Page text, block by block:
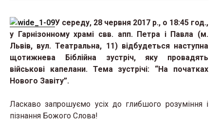
У середу, 28 червня 2017 р., о 18:45 год.,
у Гарнізонному храмі свв. апп. Петра і Павла (м.
Львів, вул. Театральна, 11) відбудеться наступна
щотижнева Біблійна зустріч, яку провадять
військові капелани. Тема зустрічі: “На початках
Нового Завіту”.
Ласкаво запрошуємо усіх до глибшого розуміння і
пізнання Божого Слова!